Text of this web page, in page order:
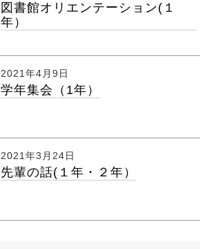
図書館オリエンテーション(１
年）
2021年4月9日
学年集会（1年）
2021年3月24日
先輩の話(１年・２年）